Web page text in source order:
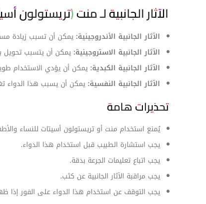
الآثار الجانبية لـ منت (تريستولون أسيتات 10 مل)
الآثار الجانبية الأندروجينية: يمكن أن تسبب زيادة
الآثار الجانبية الاستروجينية: يمكن أن يتسبب تحويل
الآثار الجانبية الكبدية: يمكن أن يؤدي الاستخدام
الآثار الجانبية النفسية: يمكن أن يسبب هذا الدواء
تحذيرات هامة
يُمنع استخدام منت أو تريستولون أسيتات للنساء
يجب استشارة الطبيب قبل استخدام هذا الدواء.
يجب اتباع تعليمات الجرعة بدقة.
يجب مراقبة الآثار الجانبية عن كثب.
يجب التوقف عن استخدام هذا الدواء على الفور إذا